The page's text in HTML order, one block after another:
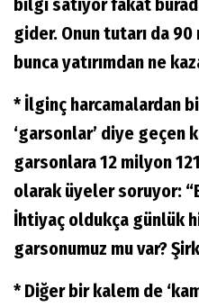
gider. Onun tutarı da
bunca yatırımdan ne
* İlginç harcamalardan
‘garsonlar’ diye geçen
garsonlara 12 milyon
olarak üyeler soruyor:
İhtiyaç oldukça günlük
garsonumuz mu var?
* Diğer bir kalem de